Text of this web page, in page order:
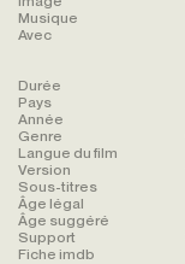
Musique
Avec
Durée
Pays
Année
Genre
Langue du film
Version
Sous-titres
Âge légal
Âge suggéré
Support
Fiche imdb